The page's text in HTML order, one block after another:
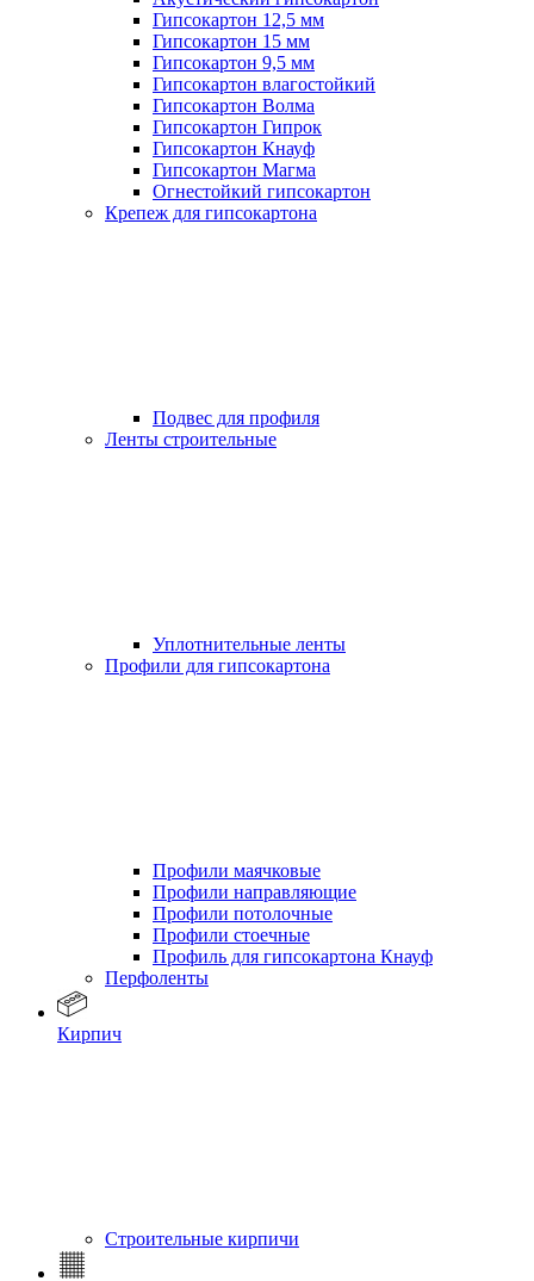
Гипсокартон 12,5 мм
Гипсокартон 15 мм
Гипсокартон 9,5 мм
Гипсокартон влагостойкий
Гипсокартон Волма
Гипсокартон Гипрок
Гипсокартон Кнауф
Гипсокартон Магма
Огнестойкий гипсокартон
Крепеж для гипсокартона
Подвес для профиля
Ленты строительные
Уплотнительные ленты
Профили для гипсокартона
Профили маячковые
Профили направляющие
Профили потолочные
Профили стоечные
Профиль для гипсокартона Кнауф
Перфоленты
Кирпич
Строительные кирпичи